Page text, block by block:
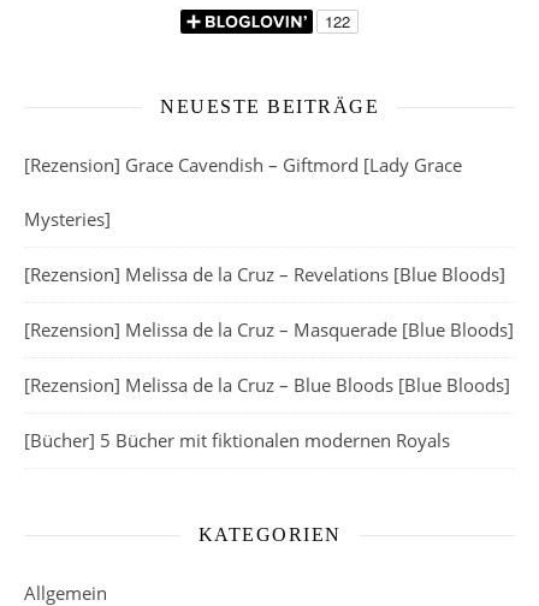
NEUESTE BEITRÄGE
[Rezension] Grace Cavendish – Giftmord [Lady Grace
Mysteries]
[Rezension] Melissa de la Cruz – Revelations [Blue Bloods]
[Rezension] Melissa de la Cruz – Masquerade [Blue Bloods]
[Rezension] Melissa de la Cruz – Blue Bloods [Blue Bloods]
[Bücher] 5 Bücher mit fiktionalen modernen Royals
KATEGORIEN
Allgemein